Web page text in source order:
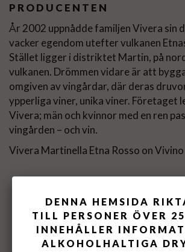
PRODUCENTEN
År 2002 uppnådde familjen Vivera sin
vacker egendom utefter vulkanen
Stället ligger i distriktet Martin, på
vulkanen. Drömmen vidare är att
omgiven av vingårdar, där deras
ypperliga viner, unika viner. Företaget
Vivera; män och kvinnor med en ren
vingården – och vin.
Vivera Martinella Etna Rosso on Vivino
DENNA HEMSIDA
TILL PERSONER ÖVER
INNEHÅLLER
ALKOHOLHALTIGA